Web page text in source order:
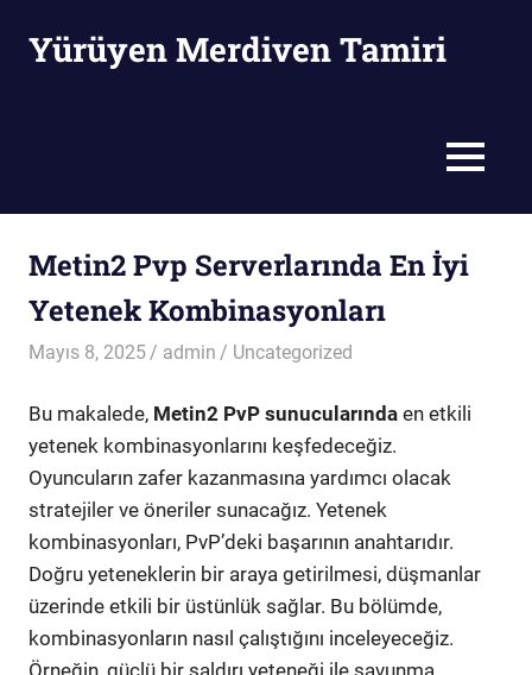
Yürüyen Merdiven Tamiri
MENU
Metin2 Pvp Serverlarında En İyi
Yetenek Kombinasyonları
Mayıs 8, 2025 admin Uncategorized
Bu makalede, Metin2 PvP sunucularında en etkili
yetenek kombinasyonlarını keşfedeceğiz.
Oyuncuların zafer kazanmasına yardımcı olacak
stratejiler ve öneriler sunacağız. Yetenek
kombinasyonları, PvP’deki başarının anahtarıdır.
Doğru yeteneklerin bir araya getirilmesi, düşmanlar
üzerinde etkili bir üstünlük sağlar. Bu bölümde,
kombinasyonların nasıl çalıştığını inceleyeceğiz.
Örneğin, güçlü bir saldırı yeteneği ile savunma